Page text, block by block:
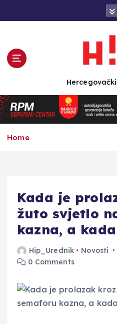
n
t
e
Home
Kada je
žuto svjetlo
kazna, a
Hip_Urednik Novosti
0 Comments